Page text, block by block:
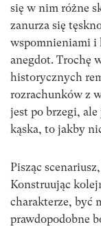
się w nim różne
zanurza się
wspomnieniami i
anegdot. Trochę
historycznych
rozrachunków z
jest po brzegi,
kąska, to jakby
Pisząc
Konstruując
charakterze, być
prawdopodobne